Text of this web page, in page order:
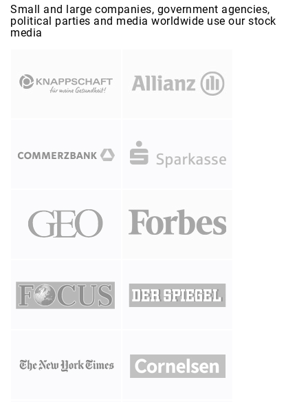
Small and large companies, government agencies,
political parties and media worldwide use our stock
media